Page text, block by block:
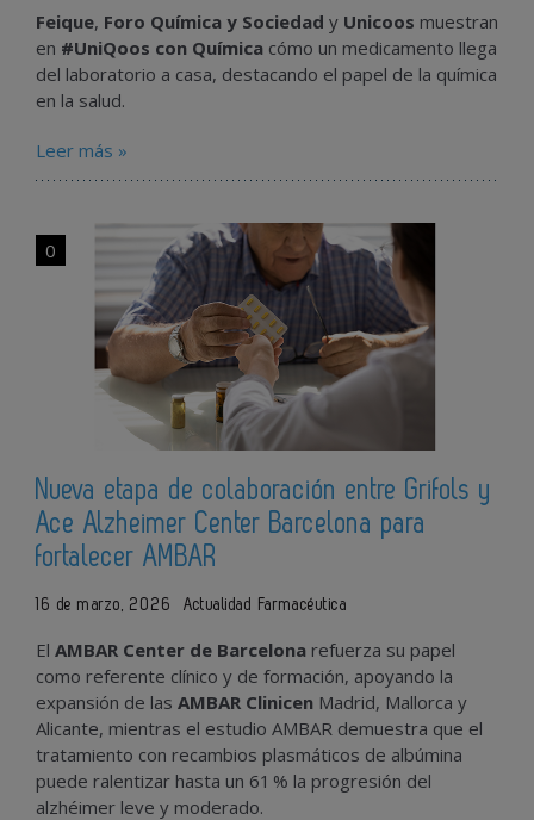
Feique, Foro Química y Sociedad y Unicoos muestran
en #UniQoos con Química cómo un medicamento llega
del laboratorio a casa, destacando el papel de la química
en la salud.
Leer más »
0
Nueva etapa de colaboración entre Grifols y
Ace Alzheimer Center Barcelona para
fortalecer AMBAR
16 de marzo, 2026 Actualidad Farmacéutica
El AMBAR Center de Barcelona refuerza su papel
como referente clínico y de formación, apoyando la
expansión de las AMBAR Clinicen Madrid, Mallorca y
Alicante, mientras el estudio AMBAR demuestra que el
tratamiento con recambios plasmáticos de albúmina
puede ralentizar hasta un 61 % la progresión del
alzhéimer leve y moderado.